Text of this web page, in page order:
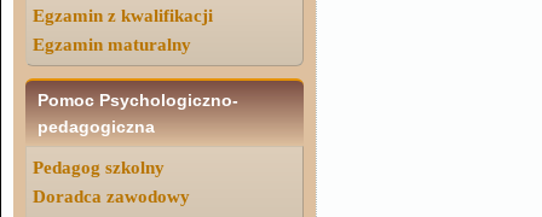
Egzamin z kwalifikacji
Egzamin maturalny
Pomoc Psychologiczno-
pedagogiczna
Pedagog szkolny
Doradca zawodowy